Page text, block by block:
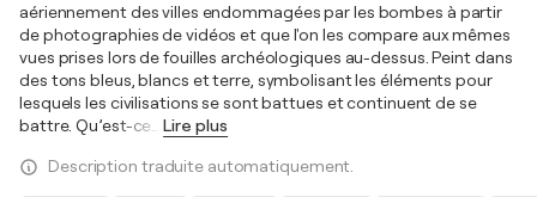
aériennement des villes endommagées par les bombes à partir
de photographies de vidéos et que l'on les compare aux mêmes
vues prises lors de fouilles archéologiques au-dessus. Peint dans
des tons bleus, blancs et terre, symbolisant les éléments pour
lesquels les civilisations se sont battues et continuent de se
battre. Qu’est-ce
Lire plus
Description traduite automatiquement.